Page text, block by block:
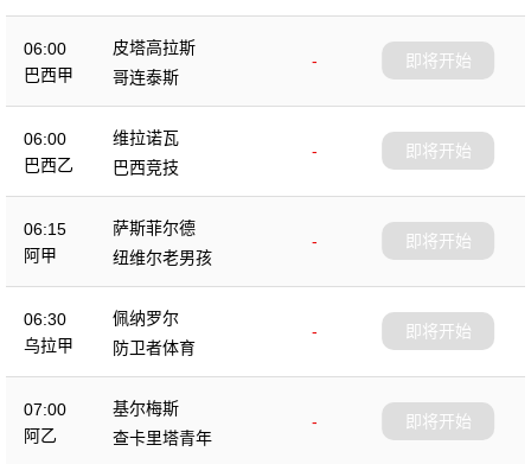
06:00
巴西甲
皮塔高拉斯
-
哥连泰斯
即将开始
06:00
巴西乙
维拉诺瓦
-
巴西竞技
即将开始
06:15
阿甲
萨斯菲尔德
-
纽维尔老男孩
即将开始
06:30
乌拉甲
佩纳罗尔
-
防卫者体育
即将开始
07:00
阿乙
基尔梅斯
-
查卡里塔青年
即将开始